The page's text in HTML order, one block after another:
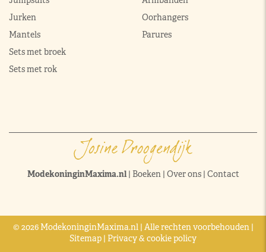
Jurken
Mantels
Sets met broek
Sets met rok
Oorhangers
Parures
ModekoninginMaxima.nl| Boeken| Over ons| Contact
© 2026 ModekoninginMaxima.nl | Alle rechten voorbehouden |
Sitemap | Privacy & cookie policy